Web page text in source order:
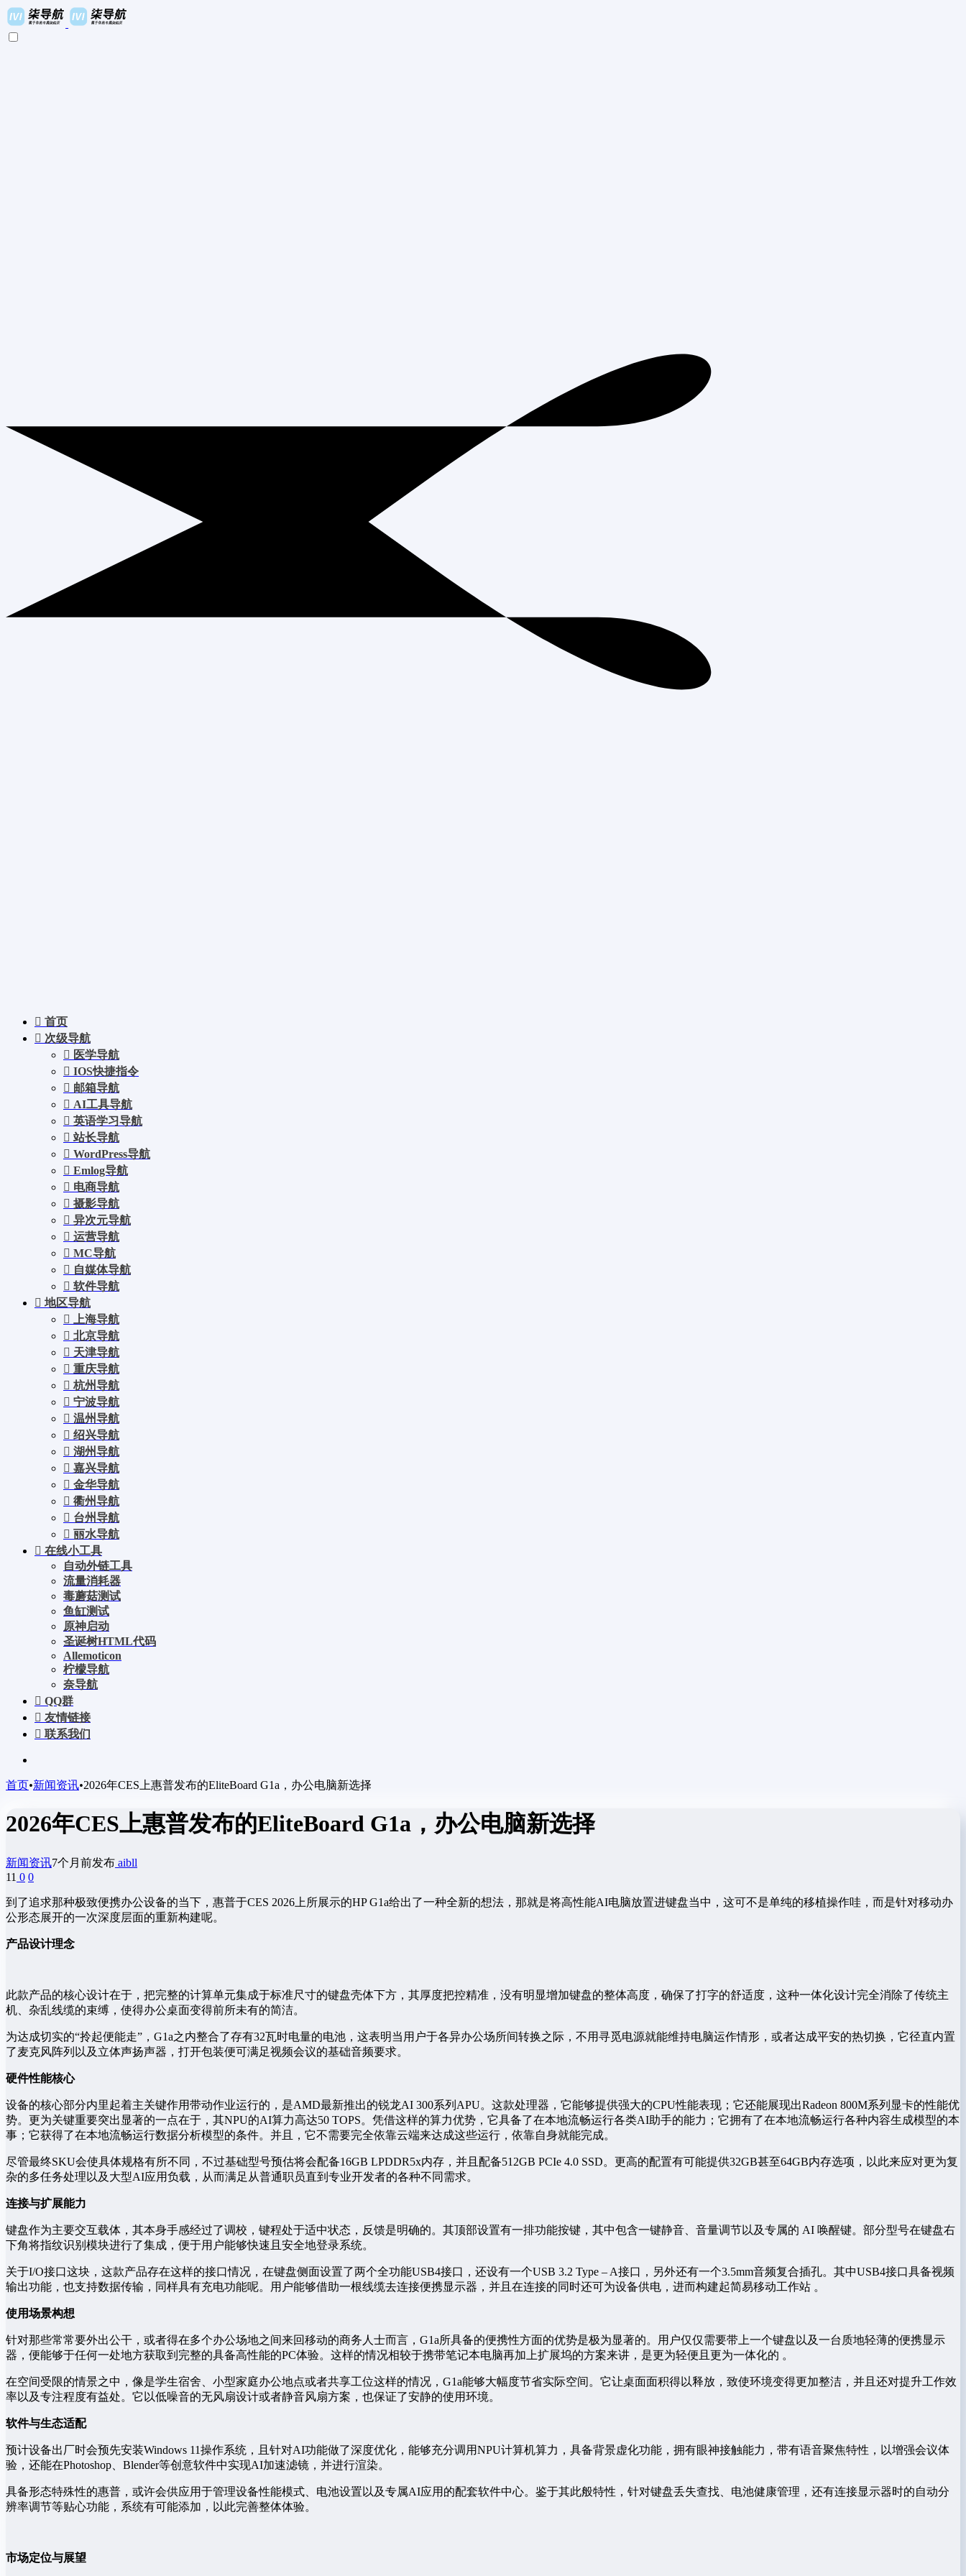
首页
次级导航
医学导航
IOS快捷指令
邮箱导航
AI工具导航
英语学习导航
站长导航
WordPress导航
Emlog导航
电商导航
摄影导航
异次元导航
运营导航
MC导航
自媒体导航
软件导航
地区导航
上海导航
北京导航
天津导航
重庆导航
杭州导航
宁波导航
温州导航
绍兴导航
湖州导航
嘉兴导航
金华导航
衢州导航
台州导航
丽水导航
在线小工具
自动外链工具
流量消耗器
毒蘑菇测试
鱼缸测试
原神启动
圣诞树HTML代码
Allemoticon
柠檬导航
奈导航
QQ群
友情链接
联系我们
首页•新闻资讯•2026年CES上惠普发布的EliteBoard G1a，办公电脑新选择
2026年CES上惠普发布的EliteBoard G1a，办公电脑新选择
新闻资讯7个月前发布 aibll
11 0 0
到了追求那种极致便携办公设备的当下，惠普于CES 2026上所展示的HP G1a给出了一种全新的想法，那就是将高性能AI电脑放置进键盘当中，这可不是单纯的移植操作哇，而是针对移动办
公形态展开的一次深度层面的重新构建呢。
产品设计理念
此款产品的核心设计在于，把完整的计算单元集成于标准尺寸的键盘壳体下方，其厚度把控精准，没有明显增加键盘的整体高度，确保了打字的舒适度，这种一体化设计完全消除了传统主
机、杂乱线缆的束缚，使得办公桌面变得前所未有的简洁。
为达成切实的“拎起便能走”，G1a之内整合了存有32瓦时电量的电池，这表明当用户于各异办公场所间转换之际，不用寻觅电源就能维持电脑运作情形，或者达成平安的热切换，它径直内置
了麦克风阵列以及立体声扬声器，打开包装便可满足视频会议的基础音频要求。
硬件性能核心
设备的核心部分内里起着主关键作用带动作业运行的，是AMD最新推出的锐龙AI 300系列APU。这款处理器，它能够提供强大的CPU性能表现；它还能展现出Radeon 800M系列显卡的性能优
势。更为关键重要突出显著的一点在于，其NPU的AI算力高达50 TOPS。凭借这样的算力优势，它具备了在本地流畅运行各类AI助手的能力；它拥有了在本地流畅运行各种内容生成模型的本
事；它获得了在本地流畅运行数据分析模型的条件。并且，它不需要完全依靠云端来达成这些运行，依靠自身就能完成。
尽管最终SKU会使具体规格有所不同，不过基础型号预估将会配备16GB LPDDR5x内存，并且配备512GB PCIe 4.0 SSD。更高的配置有可能提供32GB甚至64GB内存选项，以此来应对更为复
杂的多任务处理以及大型AI应用负载，从而满足从普通职员直到专业开发者的各种不同需求。
连接与扩展能力
键盘作为主要交互载体，其本身手感经过了调校，键程处于适中状态，反馈是明确的。其顶部设置有一排功能按键，其中包含一键静音、音量调节以及专属的 AI 唤醒键。部分型号在键盘右
下角将指纹识别模块进行了集成，便于用户能够快速且安全地登录系统。
关于I/O接口这块，这款产品存在这样的接口情况，在键盘侧面设置了两个全功能USB4接口，还设有一个USB 3.2 Type – A接口，另外还有一个3.5mm音频复合插孔。其中USB4接口具备视频
输出功能，也支持数据传输，同样具有充电功能呢。用户能够借助一根线缆去连接便携显示器，并且在连接的同时还可为设备供电，进而构建起简易移动工作站 。
使用场景构想
针对那些常常要外出公干，或者得在多个办公场地之间来回移动的商务人士而言，G1a所具备的便携性方面的优势是极为显著的。用户仅仅需要带上一个键盘以及一台质地轻薄的便携显示
器，便能够于任何一处地方获取到完整的具备高性能的PC体验。这样的情况相较于携带笔记本电脑再加上扩展坞的方案来讲，是更为轻便且更为一体化的 。
在空间受限的情景之中，像是学生宿舍、小型家庭办公地点或者共享工位这样的情况，G1a能够大幅度节省实际空间。它让桌面面积得以释放，致使环境变得更加整洁，并且还对提升工作效
率以及专注程度有益处。它以低噪音的无风扇设计或者静音风扇方案，也保证了安静的使用环境。
软件与生态适配
预计设备出厂时会预先安装Windows 11操作系统，且针对AI功能做了深度优化，能够充分调用NPU计算机算力，具备背景虚化功能，拥有眼神接触能力，带有语音聚焦特性，以增强会议体
验，还能在Photoshop、Blender等创意软件中实现AI加速滤镜，并进行渲染。
具备形态特殊性的惠普，或许会供应用于管理设备性能模式、电池设置以及专属AI应用的配套软件中心。鉴于其此般特性，针对键盘丢失查找、电池健康管理，还有连接显示器时的自动分
辨率调节等贴心功能，系统有可能添加，以此完善整体体验。
市场定位与展望